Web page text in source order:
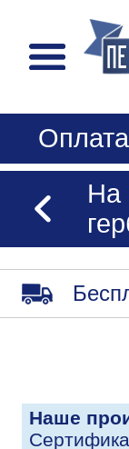
Оплата
На
Наше